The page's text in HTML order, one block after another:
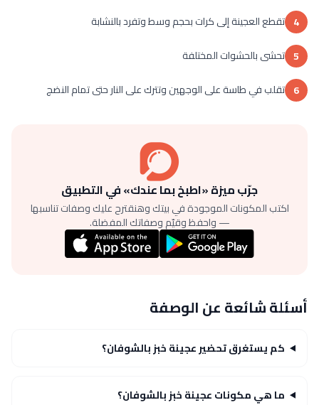
4 تقطع العجينة إلى كرات بحجم وسط وتفرد بالنشابة
5 تحشى بالحشوات المختلفة
6 تقلب في طاسة على الوجهين وتترك على النار حتى تمام النضج
جرّب ميزة «اطبخ بما عندك» في التطبيق
اكتب المكونات الموجودة في بيتك وهنقترح عليك وصفات تناسبها
— واحفظ وقيّم وصفاتك المفضلة.
أسئلة شائعة عن الوصفة
كم يستغرق تحضير عجينة خبز بالشوفان؟
ما هي مكونات عجينة خبز بالشوفان؟